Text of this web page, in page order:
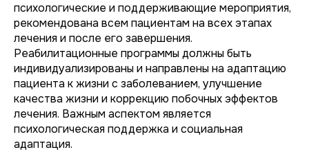
психологические и поддерживающие мероприятия,
рекомендована всем пациентам на всех этапах
лечения и после его завершения.
Реабилитационные программы должны быть
индивидуализированы и направлены на адаптацию
пациента к жизни с заболеванием, улучшение
качества жизни и коррекцию побочных эффектов
лечения. Важным аспектом является
психологическая поддержка и социальная
адаптация.